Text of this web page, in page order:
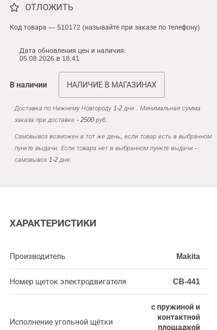
ОТЛОЖИТЬ
Код товара — 510172 (называйте при заказе по телефону)
Дата обновления цен и наличия:
05.08.2026 в 18:41
В наличии НАЛИЧИЕ В МАГАЗИНАХ
Доставка по Нижнему Новгороду 1-2 дня . Минимальная сумма
заказа при доставке - 2500 руб.
Самовывоз возможен в тот же день, если товар есть в выбранном
пункте выдачи. Если товара нет в выбранном пункте выдачи -
самовывоз 1-2 дня.
ХАРАКТЕРИСТИКИ
Производитель Makita
Номер щеток электродвигателя CB-441
Исполнение угольной щётки
с пружиной и
контактной
площадкой